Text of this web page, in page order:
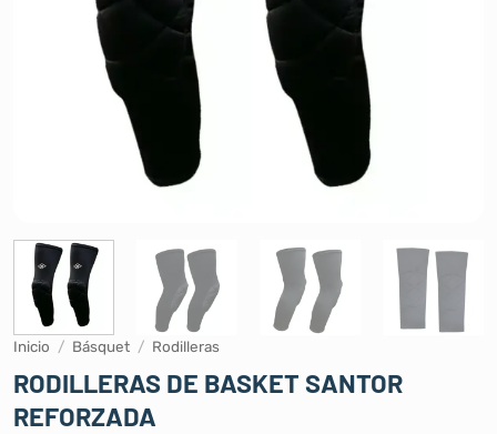
Inicio / Básquet / Rodilleras
RODILLERAS DE BASKET SANTOR
REFORZADA